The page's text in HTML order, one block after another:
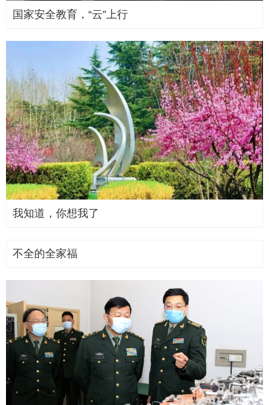
国家安全教育，“云”上行
我知道，你想我了
不全的全家福